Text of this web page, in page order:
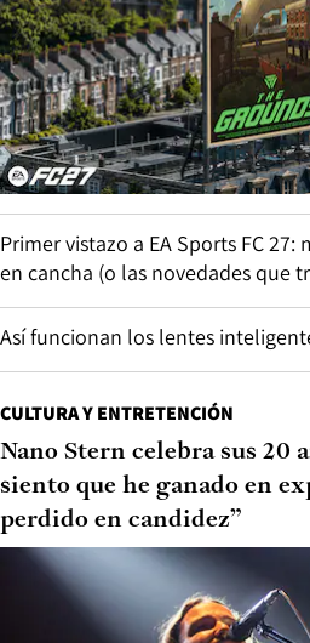
Primer vistazo a EA Sports FC
en cancha (o las novedades que
Así funcionan los lentes
CULTURA Y ENTRETENCIÓN
Nano Stern celebra sus 20
siento que he ganado en
perdido en candidez”